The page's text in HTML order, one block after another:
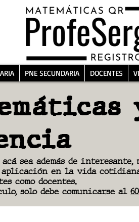
PNE SECUNDARIA DOCENTES
sea además de
aplicación en la vida
como docentes.
solo debe comunicarse al